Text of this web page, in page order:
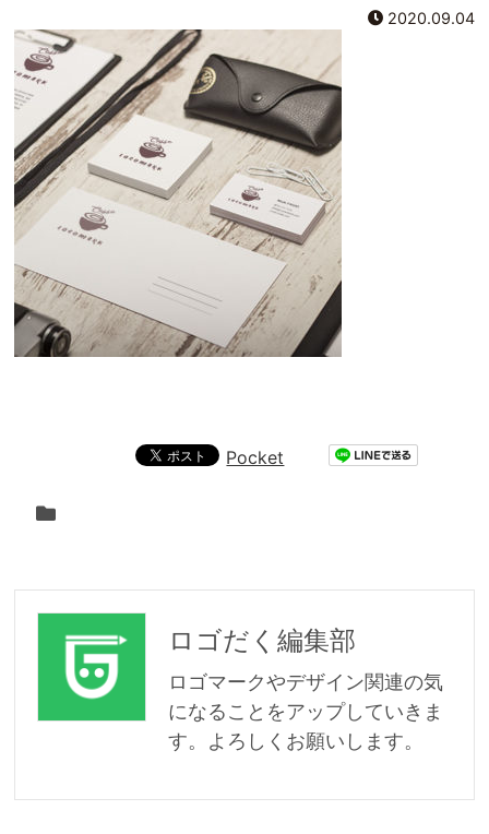
2020.09.04
Pocket
ロゴだく編集部
ロゴマークやデザイン関連の気
になることをアップしていきま
す。よろしくお願いします。